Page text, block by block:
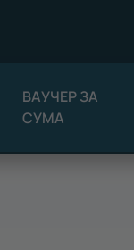
ВАУЧЕР ЗА
СУМА